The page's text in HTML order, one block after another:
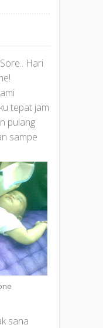
Hari
tepat jam
pulang
sampe
sana